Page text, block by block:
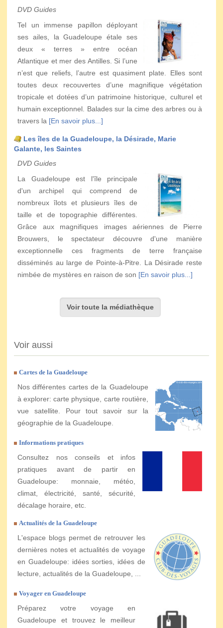
DVD Guides
Tel un immense papillon déployant
ses ailes, la Guadeloupe étale ses
deux « terres » entre océan
Atlantique et mer des Antilles. Si l’une
n’est que reliefs, l’autre est quasiment plate. Elles sont
toutes deux recouvertes d’une magnifique végétation
tropicale et dotées d’un patrimoine historique, culturel et
humain exceptionnel. Balades sur la cime des arbres ou à
travers la [En savoir plus...]
Les îles de la Guadeloupe, la Désirade, Marie
Galante, les Saintes
DVD Guides
La Guadeloupe est l'île principale
d'un archipel qui comprend de
nombreux îlots et plusieurs îles de
taille et de topographie différentes.
Grâce aux magnifiques images aériennes de Pierre
Brouwers, le spectateur découvre d'une manière
exceptionnelle ces fragments de terre française
disséminés au large de Pointe-à-Pitre. La Désirade reste
nimbée de mystères en raison de son [En savoir plus...]
Voir toute la médiathèque
Voir aussi
Cartes de la Guadeloupe
Nos différentes cartes de la Guadeloupe
à explorer: carte physique, carte routière,
vue satellite. Pour tout savoir sur la
géographie de la Guadeloupe.
Informations pratiques
Consultez nos conseils et infos
pratiques avant de partir en
Guadeloupe: monnaie, météo,
climat, électricité, santé, sécurité,
décalage horaire, etc.
Actualités de la Guadeloupe
L'espace blogs permet de retrouver les
dernières notes et actualités de voyage
en Guadeloupe: idées sorties, idées de
lecture, actualités de la Guadeloupe, ...
Voyager en Guadeloupe
Préparez votre voyage en
Guadeloupe et trouvez le meilleur